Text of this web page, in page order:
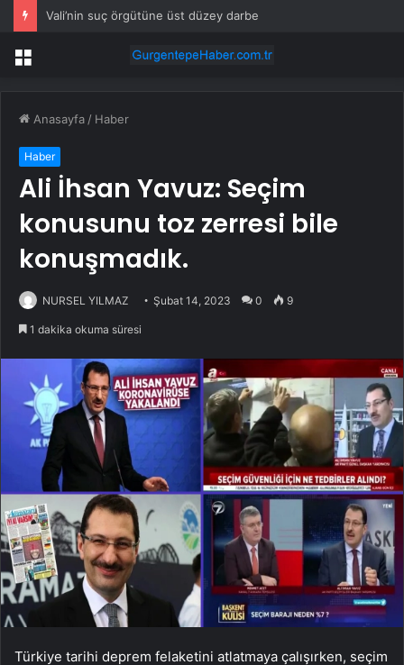
Vali’nin suç örgütüne üst düzey darbe
Menü
Anasayfa / Haber
Haber
Ali İhsan Yavuz: Seçim
konusunu toz zerresi bile
konuşmadık.
NURSEL YILMAZ Şubat 14, 2023 0 9
1 dakika okuma süresi
Türkiye tarihi deprem felaketini atlatmaya çalışırken, seçim